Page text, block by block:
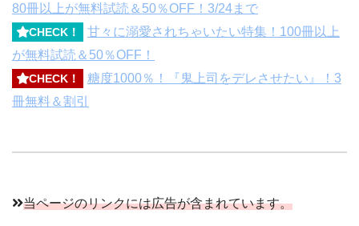
80冊以上が無料試読＆50％OFF！3/24まで
CHECK！
甘々に溺愛されちゃいたい特集！100冊以上
が無料試読＆50％OFF！
CHECK！
糖度1000％！『鬼上司をデレさせたい』！3
冊無料＆割引
当ページのリンクには広告が含まれています。